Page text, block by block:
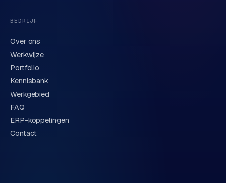
BEDRIJF
Over ons
Werkwijze
Portfolio
Kennisbank
Werkgebied
FAQ
ERP-koppelingen
Contact